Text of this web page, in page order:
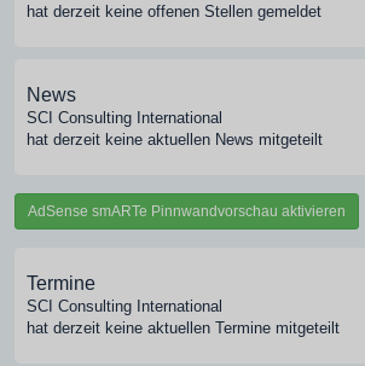
hat derzeit keine offenen Stellen gemeldet
News
SCI Consulting International
hat derzeit keine aktuellen News mitgeteilt
AdSense smARTe Pinnwandvorschau aktivieren
Termine
SCI Consulting International
hat derzeit keine aktuellen Termine mitgeteilt